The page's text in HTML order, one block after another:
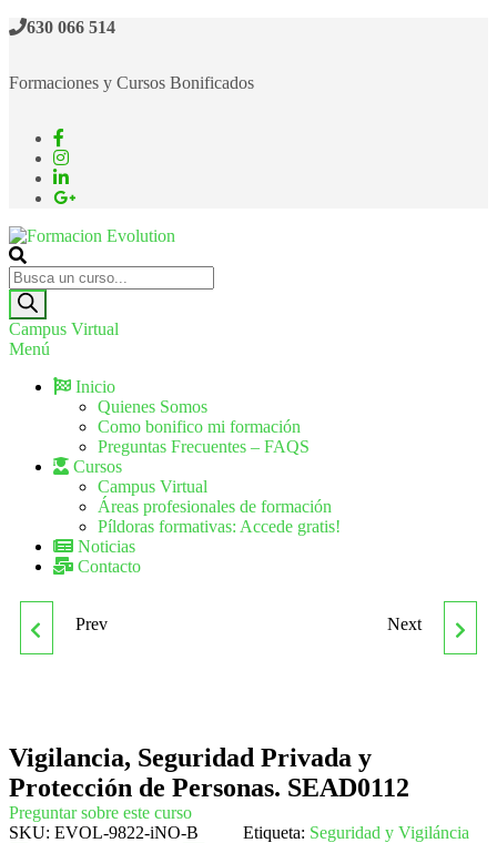
630 066 514
Formaciones y Cursos Bonificados
Formacion Evolution
Cursos de formación continua
Campus Virtual
Menú
Inicio
Quienes Somos
Como bonifico mi formación
Preguntas Frecuentes – FAQS
Cursos
Campus Virtual
Áreas profesionales de formación
Píldoras formativas: Accede gratis!
Noticias
Contacto
SANC70 TÉCNICO EN
Prev SEAD0212 VIGILANCIA,
EXPLOSIVOS
Next
Vigilancia, Seguridad Privada y
Protección de Personas. SEAD0112
Preguntar sobre este curso
SKU: EVOL-9822-iNO-B Etiqueta: Seguridad y Vigiláncia